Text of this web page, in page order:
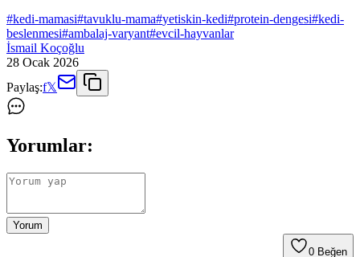
#kedi-mamasi#tavuklu-mama#yetiskin-kedi#protein-dengesi#kedi-
beslenmesi#ambalaj-varyant#evcil-hayvanlar
İsmail Koçoğlu
28 Ocak 2026
Paylaş:f𝕏
Yorumlar:
Yorum
0 Beğen